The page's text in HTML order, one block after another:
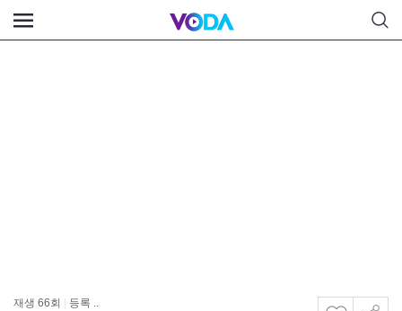
재생 66회 등록 ..